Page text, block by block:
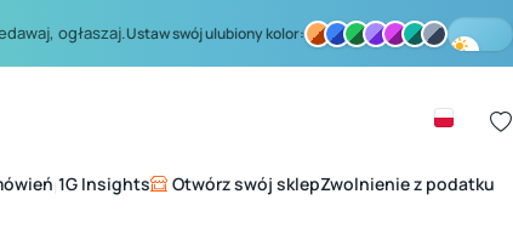
ogłaszaj.Ustaw swój ulubiony kolor:
1G Insights Otwórz swój sklepZwolnienie z podatku